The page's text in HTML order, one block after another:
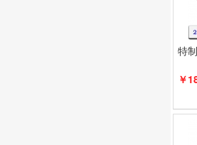
特
￥